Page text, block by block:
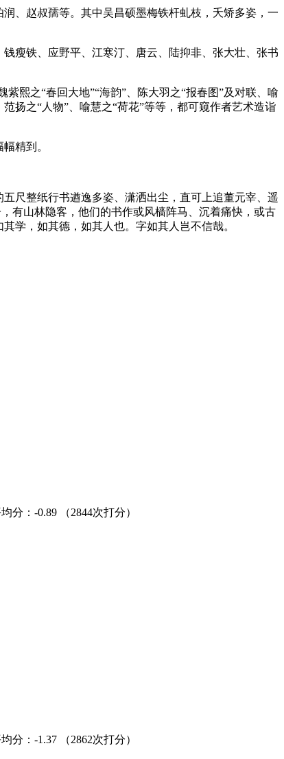
、赵叔孺等。其中吴昌硕墨梅铁杆虬枝，夭矫多姿，一
瘦铁、应野平、江寒汀、唐云、陆抑非、张大壮、张书
熙之“春回大地”“海韵”、陈大羽之“报春图”及对联、喻
扬之“人物”、喻慧之“荷花”等等，都可窥作者艺术造诣
精到。
尺整纸行书遒逸多姿、潇洒出尘，直可上追董元宰、遥
有山林隐客，他们的书作或风樯阵马、沉着痛快，或古
学，如其德，如其人也。字如其人岂不信哉。
分： -0.89 （2844次打分）
分： -1.37 （2862次打分）